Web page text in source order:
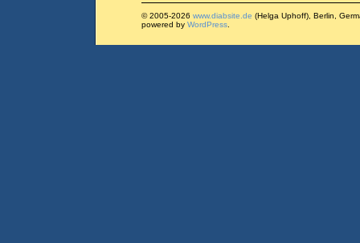
© 2005-2026 www.diabsite.de (Helga Uphoff), Berlin,
powered by WordPress.